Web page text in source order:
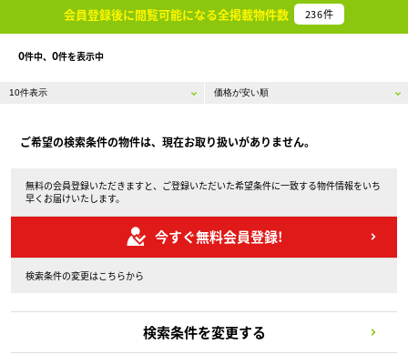
会員登録後に閲覧可能になる全掲載物件数 236件
0件中、 0件を表示中
ご希望の検索条件の物件は、現在お取り扱いがありません。
無料の会員登録いただきますと、ご登録いただいた希望条件に一致する物件情報をいち
早くお届けいたします。
今すぐ無料会員登録!
検索条件の変更はこちらから
検索条件を変更する